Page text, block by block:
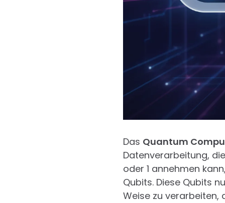
Das Quantum
Datenverarbeitung,
oder 1 annehmen
Qubits. Diese Qubits
Weise zu